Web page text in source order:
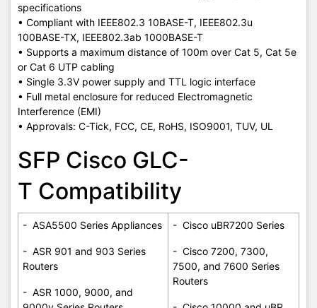
specifications
• Compliant with IEEE802.3 10BASE-T, IEEE802.3u
100BASE-TX, IEEE802.3ab 1000BASE-T
• Supports a maximum distance of 100m over Cat 5, Cat 5e
or Cat 6 UTP cabling
• Single 3.3V power supply and TTL logic interface
• Full metal enclosure for reduced Electromagnetic
Interference (EMI)
• Approvals: C-Tick, FCC, CE, RoHS, ISO9001, TUV, UL
SFP Cisco GLC-
T Compatibility
- ASA5500 Series Appliances
- ASR 901 and 903 Series
Routers
- ASR 1000, 9000, and
- Cisco uBR7200 Series
- Cisco 7200, 7300,
7500, and 7600 Series
Routers